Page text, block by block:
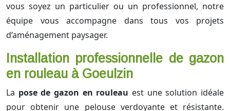
vous soyez un particulier ou un professionnel, notre
équipe vous accompagne dans tous vos projets
d’aménagement paysager.
Installation professionnelle de gazon
en rouleau à Goeulzin
La pose de gazon en rouleau est une solution idéale
pour obtenir une pelouse verdoyante et résistante.